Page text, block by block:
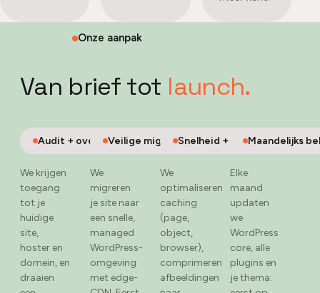
Onze aanpak
Van brief tot launch.
Audit + overnameplan
We krijgen
toegang
tot je
huidige
site,
hoster en
domein, en
draaien
Veilige migratie + hardening
We
migreren
je site naar
een snelle,
managed
WordPress-
omgeving
met edge-
Snelheid + opschoning
We
optimaliseren
caching
(page,
object,
browser),
comprimeren
afbeeldingen
Maandelijks
Elke
maand
updaten
we
WordPress
core, alle
plugins en
je thema: